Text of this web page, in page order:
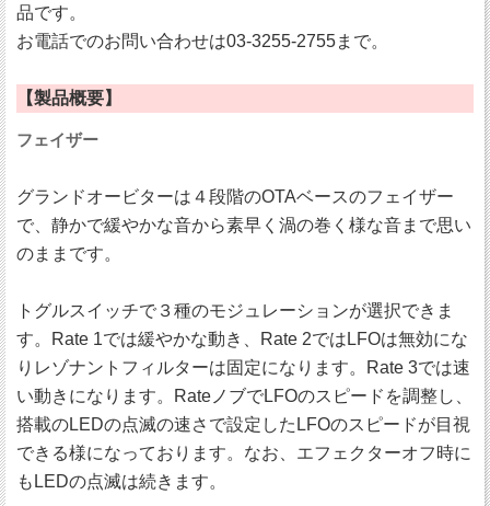
品です。
お電話でのお問い合わせは03-3255-2755まで。
【製品概要】
フェイザー
グランドオービターは４段階のOTAベースのフェイザー
で、静かで緩やかな音から素早く渦の巻く様な音まで思い
のままです。
トグルスイッチで３種のモジュレーションが選択できま
す。Rate 1では緩やかな動き、Rate 2ではLFOは無効にな
りレゾナントフィルターは固定になります。Rate 3では速
い動きになります。RateノブでLFOのスピードを調整し、
搭載のLEDの点滅の速さで設定したLFOのスピードが目視
できる様になっております。なお、エフェクターオフ時に
もLEDの点滅は続きます。